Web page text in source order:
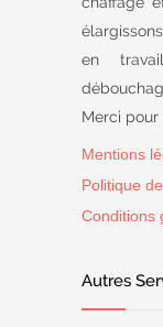
en
Merci pour
Mentions
Politique
Conditions
Autres